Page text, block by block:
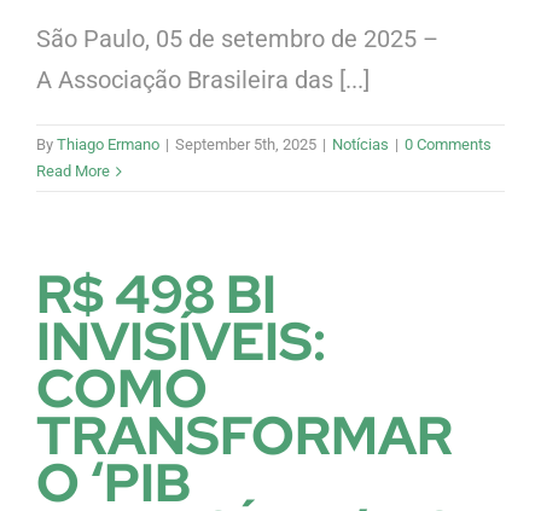
São Paulo, 05 de setembro de 2025 –
A Associação Brasileira das [...]
By Thiago Ermano | September 5th, 2025 | Notícias | 0 Comments
Read More
R$ 498 BI
INVISÍVEIS:
COMO
TRANSFORMAR
O ‘PIB